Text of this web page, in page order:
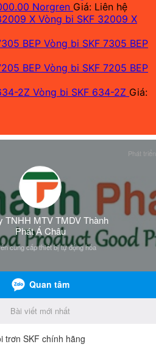
Norgren Giá: Liên hệ
Vòng bi SKF 32009 X
Vòng bi SKF 7305 BEP
Vòng bi SKF 7205 BEP
Vòng bi SKF 634-2Z Giá: